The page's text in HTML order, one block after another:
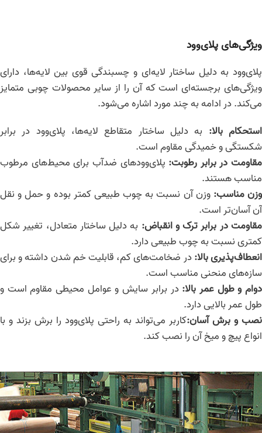
ویژگی‌های پلای‌وود
پلای‌وود به دلیل ساختار لایه‌ای و چسبندگی قوی بین لایه‌ها، دارای
ویژگی‌های برجسته‌ای است که آن را از سایر محصولات چوبی متمایز
می‌کند. در ادامه به چند مورد اشاره می‌شود.
استحکام بالا: به دلیل ساختار متقاطع لایه‌ها، پلای‌وود در برابر
شکستگی و خمیدگی مقاوم است.
مقاومت در برابر رطوبت: پلای‌وودهای ضدآب برای محیط‌های مرطوب
مناسب هستند.
وزن مناسب:وزن آن نسبت به چوب طبیعی کمتر بوده و حمل و نقل
آن آسان‌تر است.
مقاومت در برابر ترک و انقباض: به دلیل ساختار متعادل، تغییر شکل
کمتری نسبت به چوب طبیعی دارد.
انعطاف‌پذیری بالا:در ضخامت‌های کم، قابلیت خم شدن داشته و برای
سازه‌های منحنی مناسب است.
دوام و طول عمر بالا:در برابر سایش و عوامل محیطی مقاوم است و
طول عمر بالایی دارد.
نصب و برش آسان:کاربر می‌تواند به راحتی پلای‌وود را برش بزند و با
انواع پیچ و میخ آن را نصب کند.